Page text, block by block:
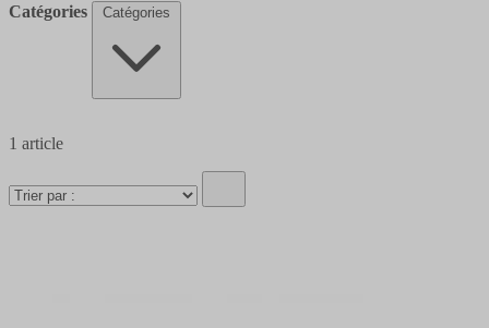
Catégories Catégories
1 article